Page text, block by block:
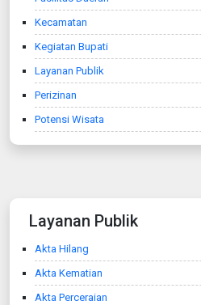
Kecamatan
Kegiatan Bupati
Layanan Publik
Perizinan
Potensi Wisata
Layanan Publik
Akta Hilang
Akta Kematian
Akta Perceraian